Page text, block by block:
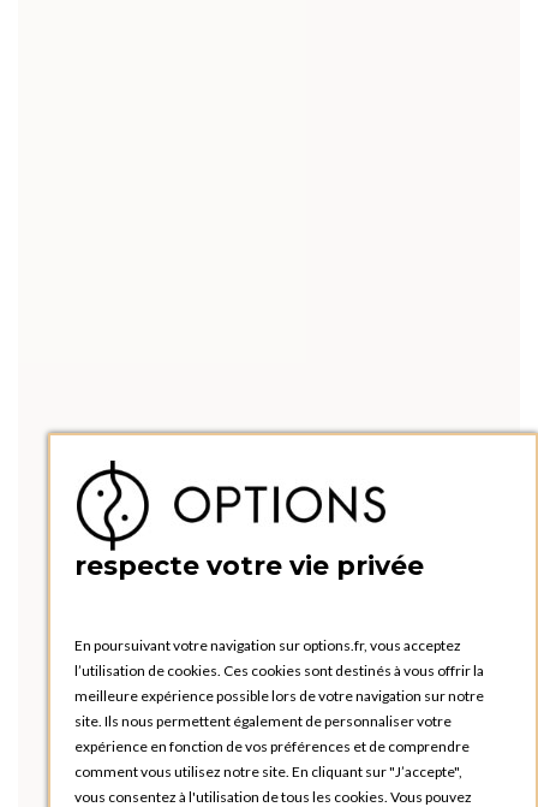
respecte votre vie privée
En poursuivant votre navigation sur options.fr, vous acceptez
l’utilisation de cookies. Ces cookies sont destinés à vous offrir la
meilleure expérience possible lors de votre navigation sur notre
site. Ils nous permettent également de personnaliser votre
expérience en fonction de vos préférences et de comprendre
comment vous utilisez notre site. En cliquant sur "J’accepte",
vous consentez à l'utilisation de tous les cookies. Vous pouvez